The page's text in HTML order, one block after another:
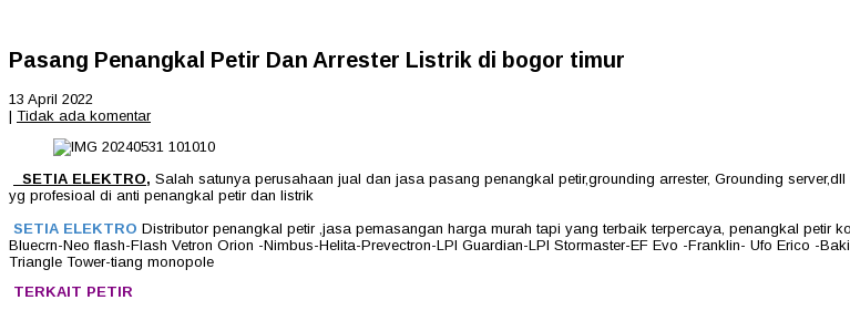
Pasang Penangkal Petir Dan Arrester Listrik di bogor timur
13 April 2022
| Tidak ada komentar
SETIA ELEKTRO, Salah satunya perusahaan jual dan jasa pasang penangkal petir,grounding arrester, Grounding
yg profesioal di anti penangkal petir dan listrik
SETIA ELEKTRO Distributor penangkal petir ,jasa pemasangan harga murah tapi yang terbaik terpercaya, penangkal petir
Bluecrn-Neo flash-Flash Vetron Orion -Nimbus-Helita-Prevectron-LPI Guardian-LPI Stormaster-EF Evo -Franklin- Ufo Erico -
Triangle Tower-tiang monopole
TERKAIT PETIR